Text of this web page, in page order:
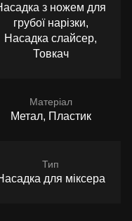
з ножем для
грубої нарізки,
Насадка слайсер,
Товкач
Матеріал
Метал, Пластик
Тип
для міксера